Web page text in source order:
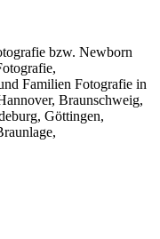
bzw. Newborn
Familien Fotografie in
Braunschweig,
Göttingen,